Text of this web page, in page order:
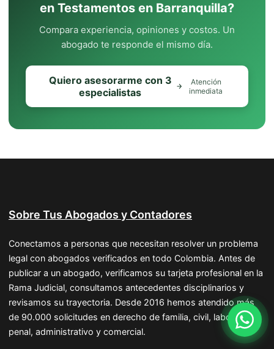
en Testamentos en Barranquilla?
Compara experiencia, opiniones y costos. Un
abogado te responde el mismo día.
Quiero asesorarme con 3
especialistas
Atención
inmediata
Sobre Tus Abogados y Contadores
Conectamos a personas que necesitan resolver un problema
legal con abogados verificados en todo Colombia. Antes de
publicar a un abogado, verificamos su tarjeta profesional en la
Rama Judicial, consultamos antecedentes disciplinarios y
revisamos su trayectoria. Desde 2016 hemos atendido más
de 90.000 solicitudes en derecho de familia, civil, laboral,
penal, administrativo y comercial.